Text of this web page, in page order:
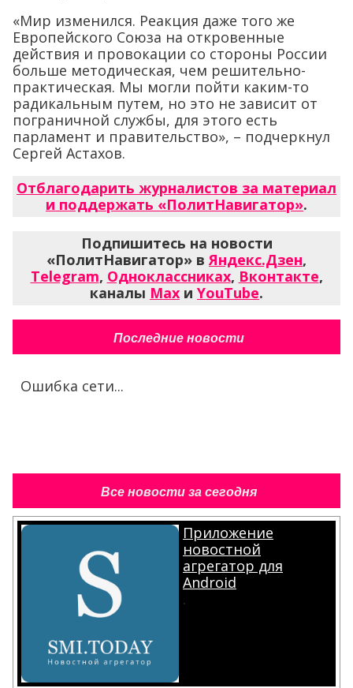
«Мир изменился. Реакция даже того же
Европейского Союза на откровенные
действия и провокации со стороны России
больше методическая, чем решительно-
практическая. Мы могли пойти каким-то
радикальным путем, но это не зависит от
пограничной службы, для этого есть
парламент и правительство», – подчеркнул
Сергей Астахов.
Отблагодарить журналистов за материал
и поддержать «ПолитНавигатор».
Подпишитесь на новости
«ПолитНавигатор» вЯндекс.Дзен,
Telegram, Одноклассниках, Вконтакте,
каналы Max и YouTube.
Последние новости
Ошибка сети...
Все новости за сегодня
Приложение
новостной
агрегатор для
Android
.